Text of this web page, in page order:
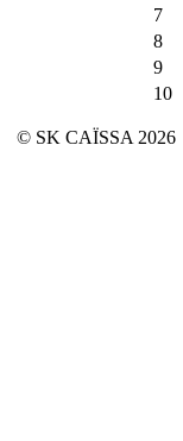
7
8
9
10
© SK CAÏSSA 2026